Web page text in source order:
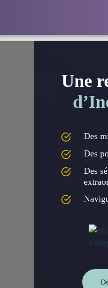
Une
Des
Des
Des